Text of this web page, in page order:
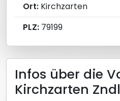
Ort: Kirchzarten
PLZ: 79199
Infos über die
Kirchzarten